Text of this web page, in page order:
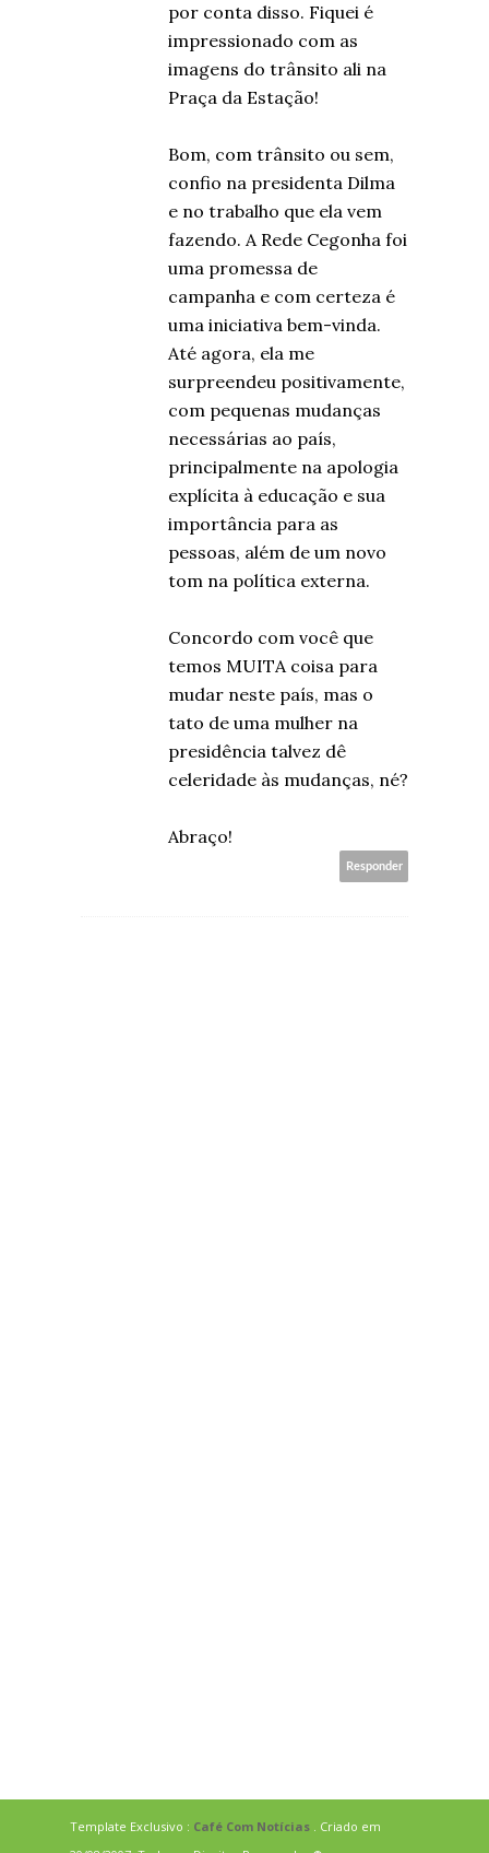
por conta disso. Fiquei é
impressionado com as
imagens do trânsito ali na
Praça da Estação!
Bom, com trânsito ou sem,
confio na presidenta Dilma
e no trabalho que ela vem
fazendo. A Rede Cegonha foi
uma promessa de
campanha e com certeza é
uma iniciativa bem-vinda.
Até agora, ela me
surpreendeu positivamente,
com pequenas mudanças
necessárias ao país,
principalmente na apologia
explícita à educação e sua
importância para as
pessoas, além de um novo
tom na política externa.
Concordo com você que
temos MUITA coisa para
mudar neste país, mas o
tato de uma mulher na
presidência talvez dê
celeridade às mudanças, né?
Abraço!
Responder
Template Exclusivo : Café Com Notícias . Criado em